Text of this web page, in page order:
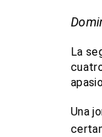
La
Una